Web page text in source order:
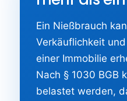
Ein Nießbrauch
Verkäuflichkeit
einer Immobilie
Nach § 1030 BGB
belastet werden,